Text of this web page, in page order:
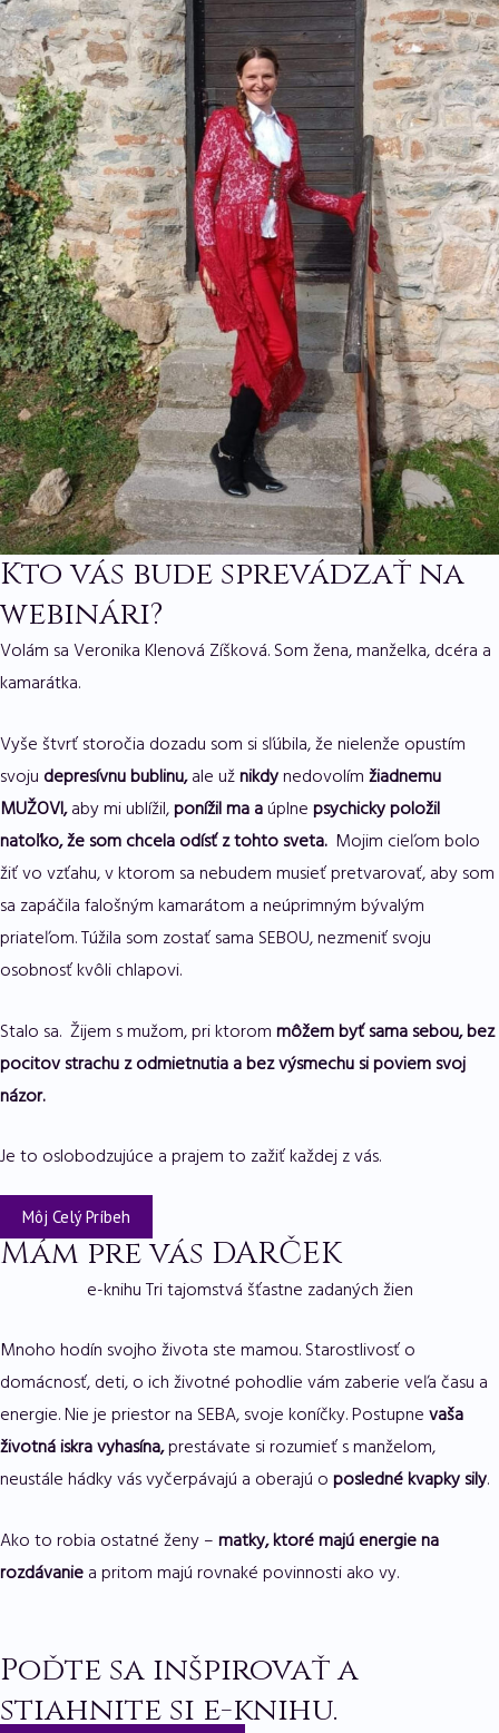
Kto vás bude sprevádzať na
webinári?
Volám sa Veronika Klenová Zíšková. Som žena, manželka, dcéra a
kamarátka.
Vyše štvrť storočia dozadu som si sľúbila, že nielenže opustím
svoju depresívnu bublinu,ale užnikdynedovolím žiadnemu
MUŽOVI,aby mi ublížil,ponížil ma aúplne psychicky položil
natoľko, že som chcela odísť z tohto sveta. Mojim cieľom bolo
žiť vo vzťahu, v ktorom sa nebudem musieť pretvarovať, aby som
sa zapáčila falošným kamarátom a neúprimným bývalým
priateľom. Túžila som zostať sama SEBOU, nezmeniť svoju
osobnosť kvôli chlapovi.
Stalo sa. Žijem s mužom, pri ktorom môžem byť sama sebou, bez
pocitov strachu z odmietnutia a bez výsmechu si poviem svoj
názor.
Je to oslobodzujúce a prajem to zažiť každej z vás.
Môj Celý Príbeh
Mám pre vás DARČEK
e-knihu Tri tajomstvá šťastne zadaných žien
Mnoho hodín svojho života ste mamou. Starostlivosť o
domácnosť, deti, o ich životné pohodlie vám zaberie veľa času a
energie. Nie je priestor na SEBA, svoje koníčky. Postupne vaša
životná iskra vyhasína,prestávate si rozumieť s manželom,
neustále hádky vás vyčerpávajú a oberajú o posledné kvapky sily.
Ako to robia ostatné ženy – matky, ktoré majú energie na
rozdávanie a pritom majú rovnaké povinnosti ako vy.
Poďte sa inšpirovať a
stiahnite si e-knihu.